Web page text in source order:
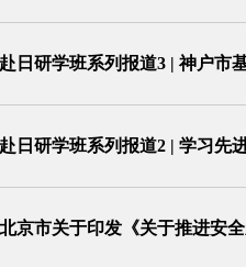
赴日研学班系列报道3 | 神户市
赴日研学班系列报道2 | 学习先
北京市关于印发《关于推进安